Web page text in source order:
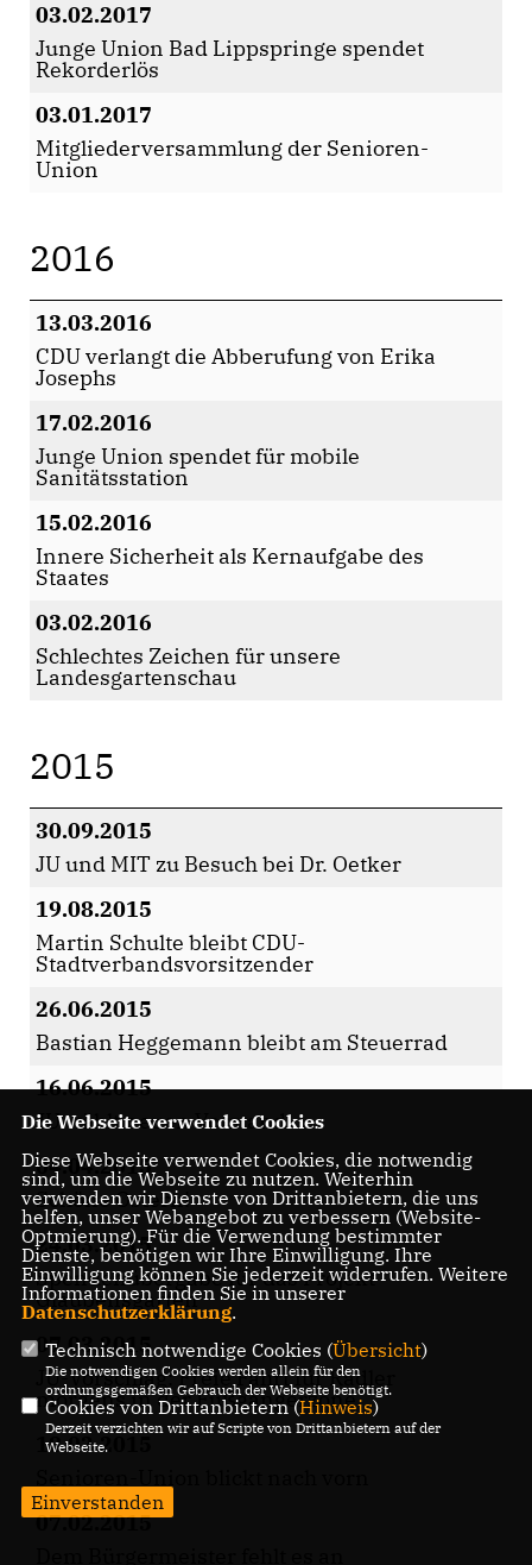
03.02.2017
Junge Union Bad Lippspringe spendet
Rekorderlös
03.01.2017
Mitgliederversammlung der Senioren-
Union
2016
13.03.2016
CDU verlangt die Abberufung von Erika
Josephs
17.02.2016
Junge Union spendet für mobile
Sanitätsstation
15.02.2016
Innere Sicherheit als Kernaufgabe des
Staates
03.02.2016
Schlechtes Zeichen für unsere
Landesgartenschau
2015
30.09.2015
JU und MIT zu Besuch bei Dr. Oetker
19.08.2015
Martin Schulte bleibt CDU-
Stadtverbandsvorsitzender
26.06.2015
Bastian Heggemann bleibt am Steuerrad
16.06.2015
JU wählt neuen Vorstand
04.04.2015
Schöne Ostern!
24.03.2015
Spendenübergabe für das Projekt
Glaubensgarten
07.03.2015
JU-Vorschlag: Freie Fahrt für Radler
morgens in der Fußgängerzone
18.02.2015
07.02.2015
Die Webseite verwendet Cookies
Diese Webseite verwendet Cookies, die notwendig
sind, um die Webseite zu nutzen. Weiterhin
verwenden wir Dienste von Drittanbietern, die uns
helfen, unser Webangebot zu verbessern (Website-
Optmierung). Für die Verwendung bestimmter
Dienste, benötigen wir Ihre Einwilligung. Ihre
Einwilligung können Sie jederzeit widerrufen. Weitere
Informationen finden Sie in unserer
Datenschutzerklärung.
Technisch notwendige Cookies (Übersicht)
Die notwendigen Cookies werden allein für den
ordnungsgemäßen Gebrauch der Webseite benötigt.
Cookies von Drittanbietern (Hinweis)
Derzeit verzichten wir auf Scripte von Drittanbietern auf der
Webseite.
Einverstanden